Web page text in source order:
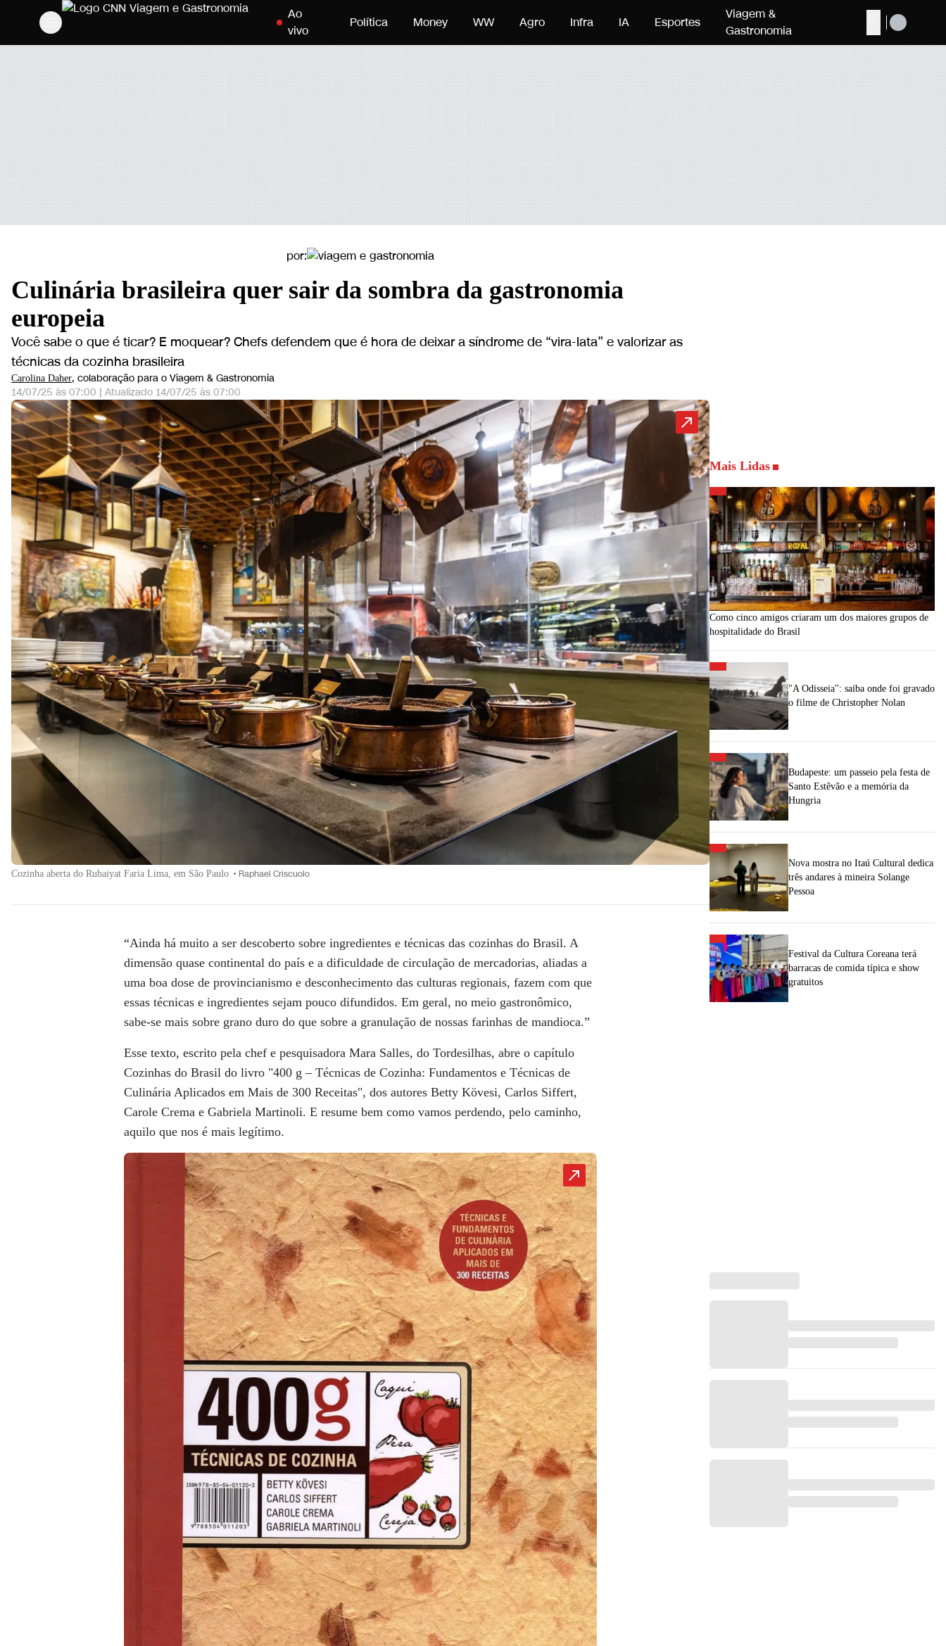
Buscar
Pular para o conteúdo
Ao
vivo
Política Money WW Agro Infra IA Esportes
Viagem &
Gastronomia
por:
Culinária brasileira quer sair da sombra da gastronomia
europeia
Você sabe o que é ticar? E moquear? Chefs defendem que é hora de deixar a síndrome de “vira-lata” e valorizar as
técnicas da cozinha brasileira
Carolina Daher, colaboração para o Viagem & Gastronomia
14/07/25 às 07:00 | Atualizado 14/07/25 às 07:00
Cozinha aberta do Rubaiyat Faria Lima, em São Paulo • Raphael Criscuolo
“Ainda há muito a ser descoberto sobre ingredientes e técnicas das cozinhas do Brasil. A
dimensão quase continental do país e a dificuldade de circulação de mercadorias, aliadas a
uma boa dose de provincianismo e desconhecimento das culturas regionais, fazem com que
essas técnicas e ingredientes sejam pouco difundidos. Em geral, no meio gastronômico,
sabe-se mais sobre grano duro do que sobre a granulação de nossas farinhas de mandioca.”
Esse texto, escrito pela chef e pesquisadora Mara Salles, do Tordesilhas, abre o capítulo
Cozinhas do Brasil do livro "400 g – Técnicas de Cozinha: Fundamentos e Técnicas de
Culinária Aplicados em Mais de 300 Receitas", dos autores Betty Kövesi, Carlos Siffert,
Carole Crema e Gabriela Martinoli. E resume bem como vamos perdendo, pelo caminho,
aquilo que nos é mais legítimo.
Mais Lidas
Como cinco amigos criaram um dos maiores grupos de
hospitalidade do Brasil
"A Odisseia": saiba onde foi gravado
o filme de Christopher Nolan
Budapeste: um passeio pela festa de
Santo Estêvão e a memória da
Hungria
Nova mostra no Itaú Cultural dedica
três andares à mineira Solange
Pessoa
Festival da Cultura Coreana terá
barracas de comida típica e show
gratuitos